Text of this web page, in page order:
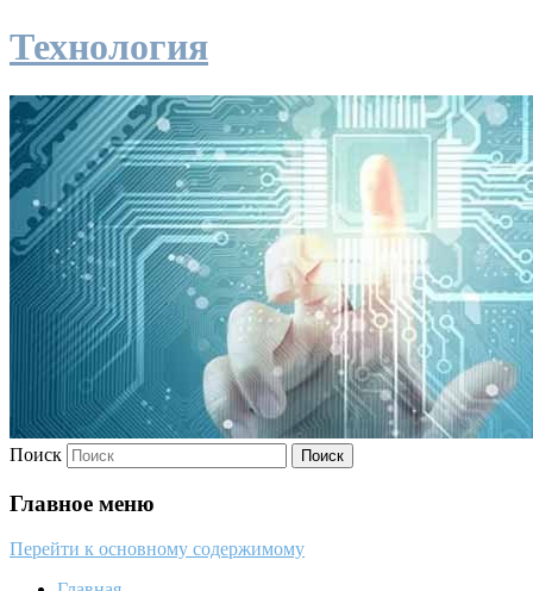
Технология
Поиск
Главное меню
Перейти к основному содержимому